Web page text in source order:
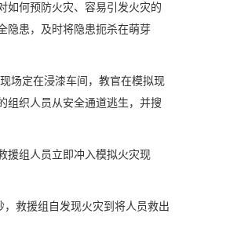
何预防火灾、容易引发火灾的
隐患，及时将隐患扼杀在萌芽
场定在浸漆车间，教官在模拟现
组织人员从安全通道逃生，并搜
组人员立即冲入模拟火灾现
救援组自发现火灾到将人员救出